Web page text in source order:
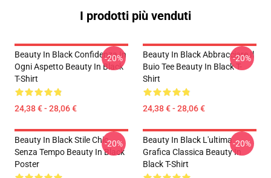
I prodotti più venduti
Beauty In Black Confidenza In
Ogni Aspetto Beauty In Black
T-Shirt
24,38 € - 28,06 €
-20%
Beauty In Black Abbracciare Il
Buio Tee Beauty In Black T-
Shirt
24,38 € - 28,06 €
-20%
Beauty In Black Stile Chic
Senza Tempo Beauty In Black
Poster
-20%
Beauty In Black L'ultima
Grafica Classica Beauty In
Black T-Shirt
-20%